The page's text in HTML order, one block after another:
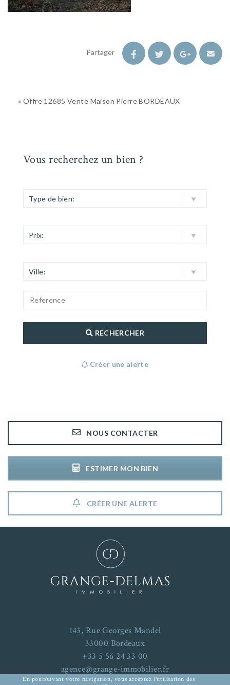
Partager
« Offre 12685 Vente Maison Pierre BORDEAUX
Vous recherchez un bien ?
Type de bien:
Prix:
Ville:
RECHERCHER
Créer une alerte
NOUS CONTACTER
ESTIMER MON BIEN
CRÉER UNE ALERTE
143, Rue Georges Mandel
33000 Bordeaux
+33 5 56 24 33 00
agence@grange-immobilier.fr
En poursuivant votre navigation, vous acceptez l'utilisation des